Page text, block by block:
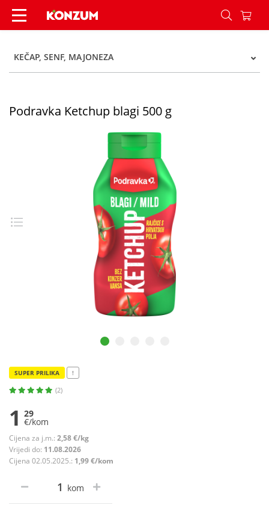
Podravka Ketchup blagi 500 g - Konzum
KEČAP, SENF, MAJONEZA
Podravka Ketchup blagi 500 g
SUPER PRILIKA !
(2)
1 29
€/kom
Cijena za j.m.: 2,58 €/kg
Vrijedi do: 11.08.2026
Cijena 02.05.2025.: 1,99 €/kom
kom